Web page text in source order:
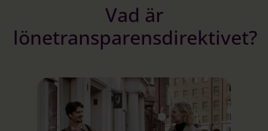
Vad är
lönetransparensdirektivet?